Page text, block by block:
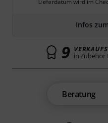
Lieferdatum wird im
Infos
9 in Zubehör
Beratung